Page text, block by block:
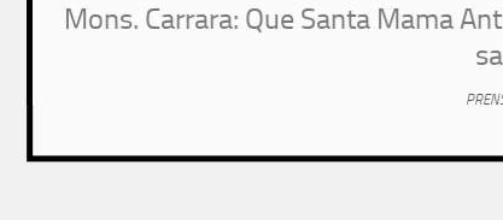
Mons. Carrara: Que Santa Mama Antula
salida,
PRENSA ARZOLAP